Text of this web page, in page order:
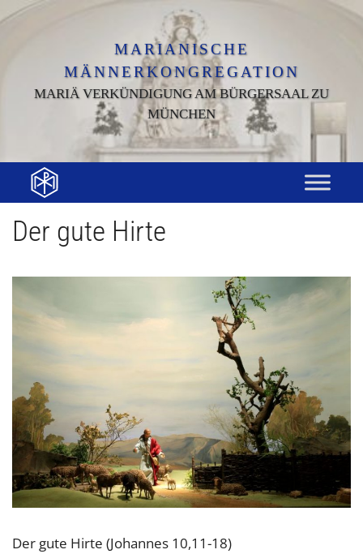
Zum
MARIANISCHE
MÄNNERKONGREGATION
MARIÄ VERKÜNDIGUNG AM BÜRGERSAAL ZU
MÜNCHEN
Der gute Hirte
Der gute Hirte (Johannes 10,11-18)